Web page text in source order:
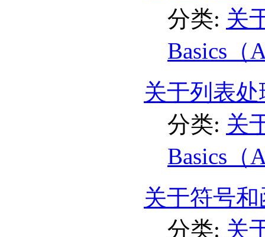
分类: 关
Basics（
关于列表
分类: 关
Basics（
关于符号
分类: 关